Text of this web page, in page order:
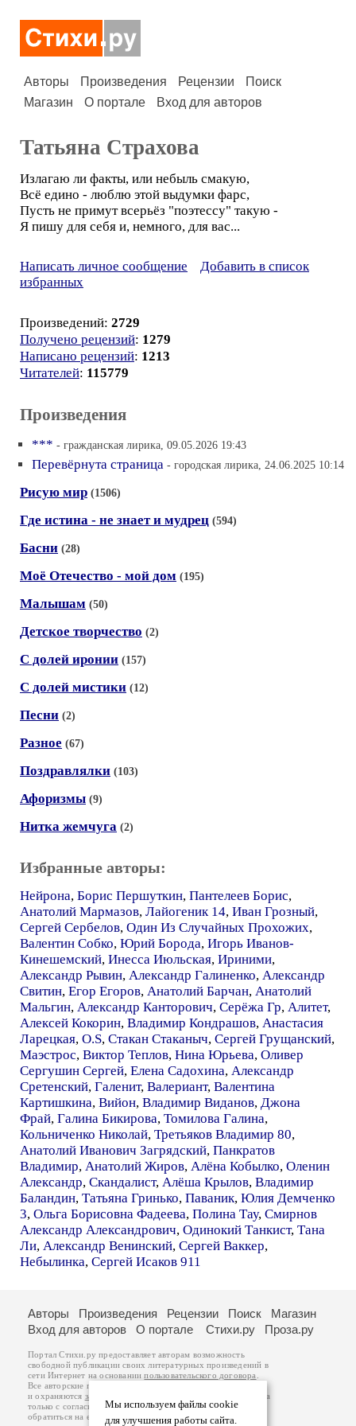
Авторы Произведения Рецензии
Поиск
Магазин
О портале Вход для авторов
Татьяна Страхова
Излагаю ли факты, или небыль смакую,
Всё едино - люблю этой выдумки фарс,
Пусть не примут всерьёз "поэтессу" такую -
Я пишу для себя и, немного, для вас...
Написать личное сообщение
Добавить в список
избранных
Произведений: 2729
Получено рецензий: 1279
Написано рецензий: 1213
Читателей: 115779
Произведения
*** - гражданская лирика, 09.05.2026 19:43
Перевёрнута страница - городская лирика, 24.06.2025 10:14
Рисую мир (1506)
Где истина - не знает и мудрец (594)
Басни (28)
Моё Отечество - мой дом (195)
Малышам (50)
Детское творчество (2)
С долей иронии (157)
С долей мистики (12)
Песни (2)
Разное (67)
Поздравлялки (103)
Афоризмы (9)
Нитка жемчуга (2)
Избранные авторы:
Нейрона, Борис Першуткин, Пантелеев Борис,
Анатолий Мармазов, Лайогеник 14, Иван Грозный,
Сергей Сербелов, Один Из Случайных Прохожих,
Валентин Собко, Юрий Борода, Игорь Иванов-
Кинешемский, Инесса Июльская, Ириними,
Александр Рывин, Александр Галиненко, Александр
Свитин, Егор Егоров, Анатолий Барчан, Анатолий
Мальгин, Александр Канторович, Серёжа Гр, Алитет,
Алексей Кокорин, Владимир Кондрашов, Анастасия
Ларецкая, O.S, Стакан Стаканыч, Сергей Грущанский,
Маэстрос, Виктор Теплов, Нина Юрьева, Оливер
Сергушин Сергей, Елена Садохина, Александр
Сретенский, Галенит, Валериант, Валентина
Картишкина, Вийон, Владимир Виданов, Джона
Фрай, Галина Бикирова, Томилова Галина,
Кольниченко Николай, Третьяков Владимир 80,
Анатолий Иванович Загрядский, Панкратов
Владимир, Анатолий Жиров, Алёна Кобылко, Оленин
Александр, Скандалист, Алёша Крылов, Владимир
Баландин, Татьяна Гринько, Паваник, Юлия Демченко
3, Ольга Борисовна Фадеева, Полина Тау, Смирнов
Александр Александрович, Одинокий Танкист, Тана
Ли, Александр Венинский, Сергей Ваккер,
Небылинка, Сергей Исаков 911
Мы используем файлы cookie
для улучшения работы сайта.
Авторы Произведения Рецензии Поиск
Магазин
Вход для авторов
О портале Стихи.ру Проза.ру
Портал Стихи.ру предоставляет авторам возможность
свободной публикации своих литературных произведений в
сети Интернет на основаниипользовательского договора
Все авторские права на произведения принадлежат авторам
и охраняются законом
. Перепечатка произведений возможна
только с согласия его автора, к которому вы можете
обратиться на его авторской странице. Ответственность за